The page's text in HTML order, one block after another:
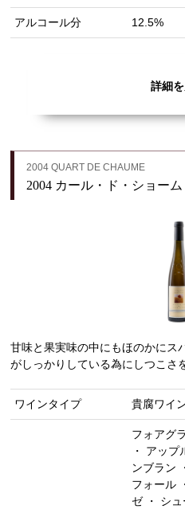
アルコール分 12.5%
詳細
2004 QUART DE CHAUME
2004 カール・ド・ショーム
甘味と果実味の中にもほのかにス
がしっかりしている為にしつこさ
ワインタイプ 貴腐ワイ
フォアグ
・ アッ
ンブラン
フォール
ゼ ・ シ